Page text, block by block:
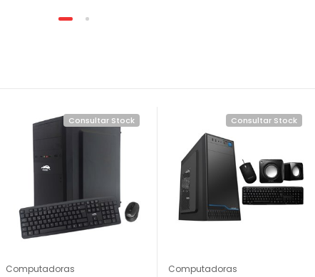
Consultar Stock
Computadoras
Consultar Stock
Computadoras